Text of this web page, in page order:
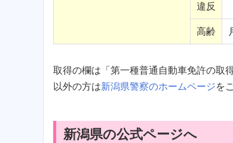
違反
高齢
取得の欄は「第一種普通自動車免許の取
以外の方は新潟県警察のホームページを
新潟県の公式ページへ